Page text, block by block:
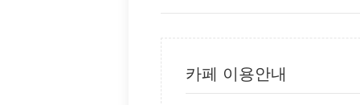
카페 이용안내